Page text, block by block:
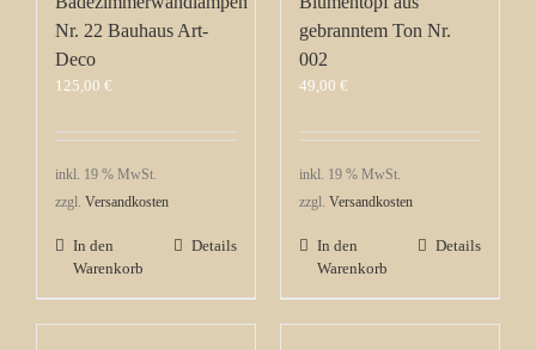
Nr. 22 Bauhaus Art-
Deco
125,00 €
inkl. 19 % MwSt.
zzgl. Versandkosten
In den
Warenkorb
Details
gebranntem Ton Nr.
002
49,00 €
inkl. 19 % MwSt.
zzgl. Versandkosten
In den
Warenkorb
Details